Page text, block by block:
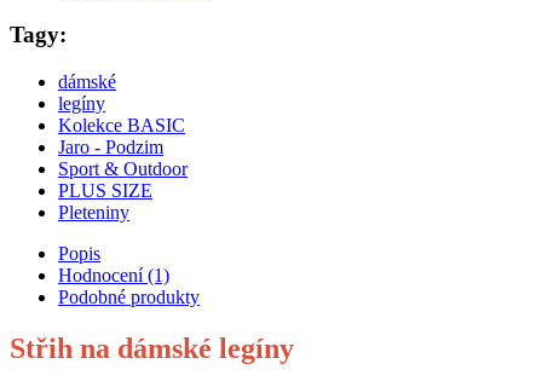
Tagy:
dámské
legíny
Kolekce BASIC
Jaro - Podzim
Sport & Outdoor
PLUS SIZE
Pleteniny
Popis
Hodnocení (1)
Podobné produkty
Střih na dámské legíny